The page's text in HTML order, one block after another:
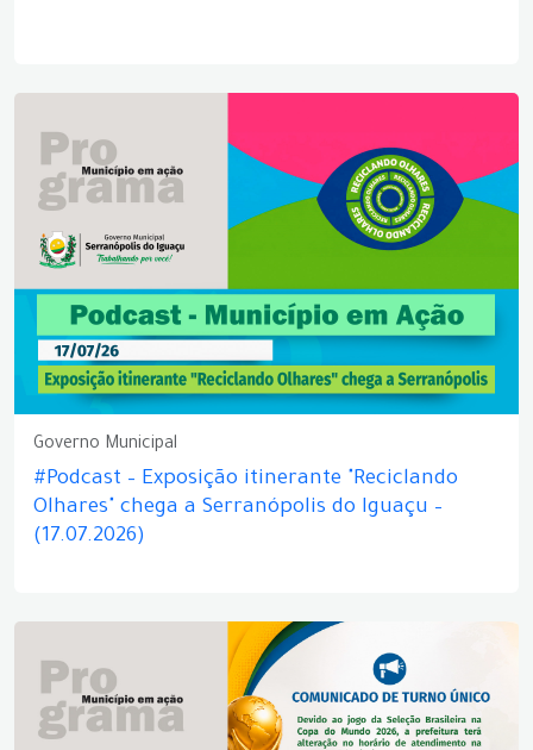
Governo Municipal
#Podcast – Exposição itinerante "Reciclando
Olhares" chega a Serranópolis do Iguaçu –
(17.07.2026)